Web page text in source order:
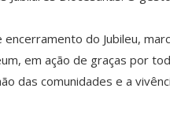
do Jubileu,
em ação de graças por
das comunidades e a